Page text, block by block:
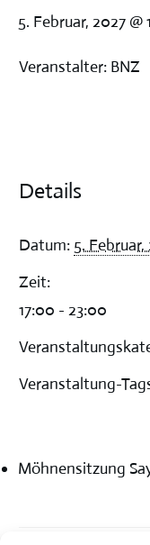
5. Februar, 2027 @
Veranstalter: BNZ
Details
Datum: 5. Februar,
Zeit:
17:00 - 23:00
Veranstaltung-
Möhnensitzung